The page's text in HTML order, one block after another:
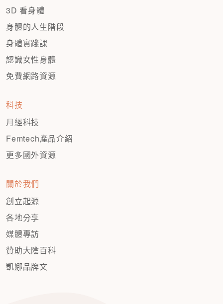
3D 看身體
身體的人生階段
身體實踐課
認識女性身體
免費網路資源
科技
月經科技
Femtech產品介紹
更多國外資源
關於我們
創立起源
各地分享
媒體專訪
贊助大陰百科
凱娜品牌文